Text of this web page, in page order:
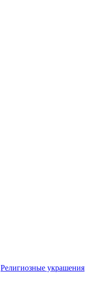
Религиозные украшения